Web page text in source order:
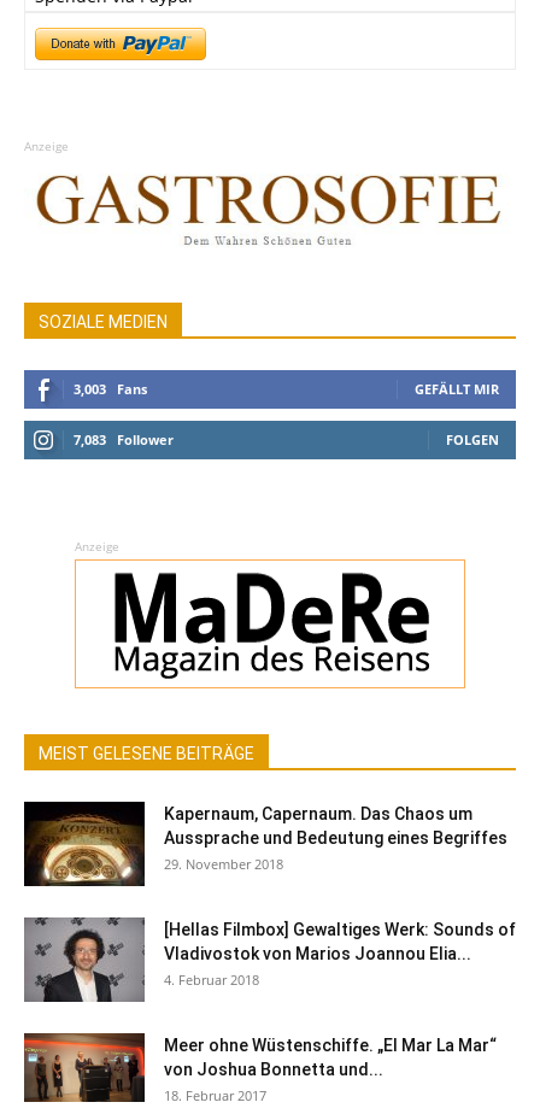
Anzeige
SOZIALE MEDIEN
3,003 Fans GEFÄLLT MIR
7,083 Follower FOLGEN
Anzeige
MEIST GELESENE BEITRÄGE
Kapernaum, Capernaum. Das Chaos um
Aussprache und Bedeutung eines Begriffes
29. November 2018
[Hellas Filmbox] Gewaltiges Werk: Sounds of
Vladivostok von Marios Joannou Elia...
4. Februar 2018
Meer ohne Wüstenschiffe. „El Mar La Mar“
von Joshua Bonnetta und...
18. Februar 2017